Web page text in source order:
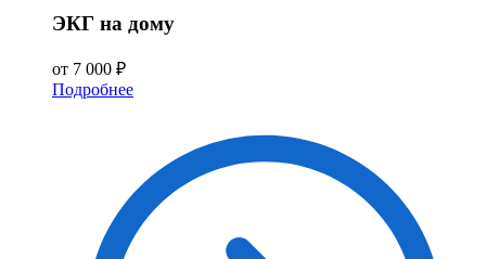
ЭКГ на дому
от 7 000 ₽
Подробнее